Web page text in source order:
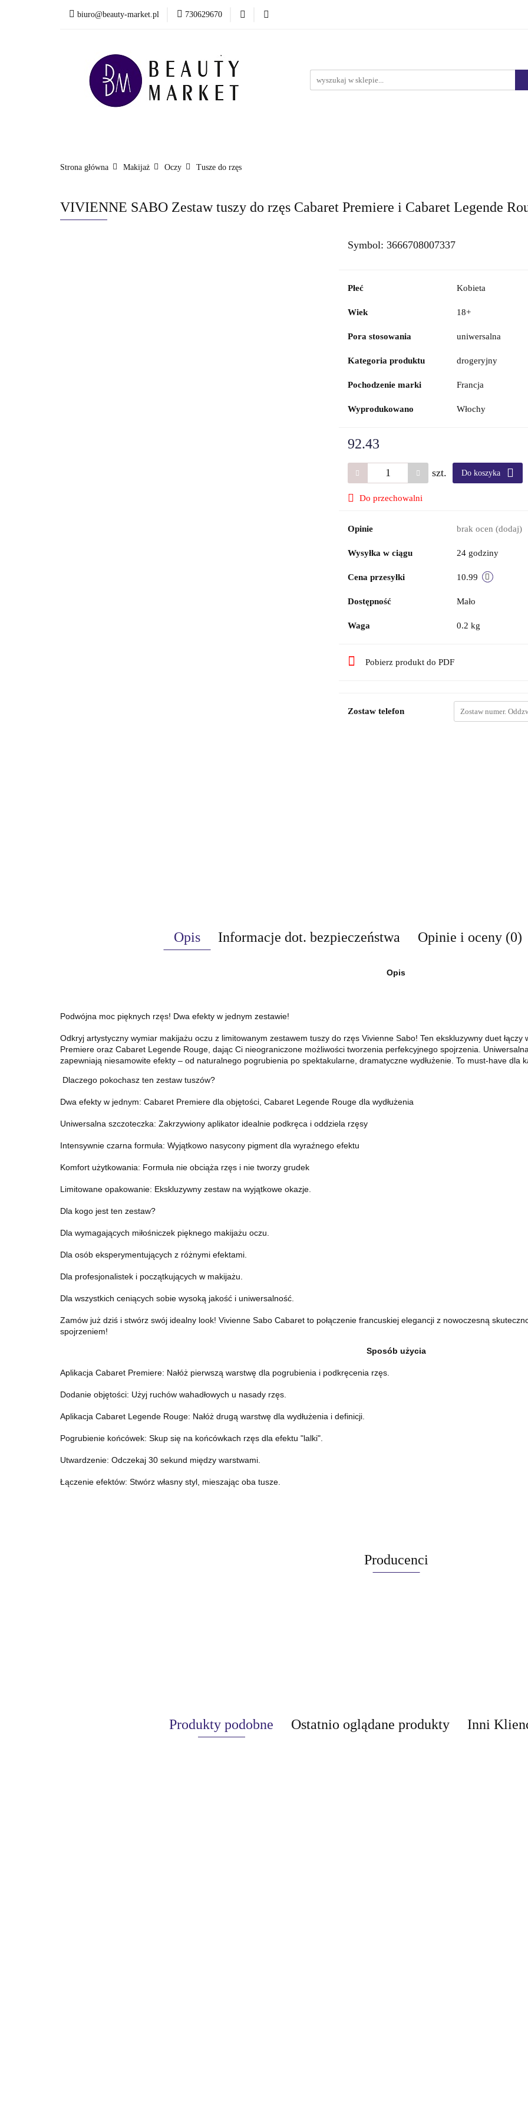
biuro@beauty-market.pl 730629670
Nowości
Włosy Twarz
Health & Care
Strona główna Makijaż Oczy Tusze do rzęs
VIVIENNE SABO Zestaw tuszy do rzęs Cabaret Premiere i Cabaret Legende
Symbol: 3666708007337
Płeć Kobieta
Wiek 18+
Pora stosowania uniwersalna
Kategoria produktu drogeryjny
Pochodzenie marki Francja
Wyprodukowano Włochy
92.43
szt. Do koszyka
Do przechowalni
Opinie brak ocen (dodaj)
Wysyłka w ciągu 24 godziny
Cena przesyłki 10.99
Dostępność Mało
Waga 0.2 kg
Pobierz produkt do PDF
Zostaw telefon
Opis Informacje dot. bezpieczeństwa Opinie i oceny (0)
Opis
Podwójna moc pięknych rzęs! Dwa efekty w jednym zestawie!
Odkryj artystyczny wymiar makijażu oczu z limitowanym zestawem tuszy do rzęs Vivienne Sabo! Ten ekskluzywny duet
Premiere oraz Cabaret Legende Rouge, dając Ci nieograniczone możliwości tworzenia perfekcyjnego spojrzenia.
zapewniają niesamowite efekty – od naturalnego pogrubienia po spektakularne, dramatyczne wydłużenie. To must-have dla
Dlaczego pokochasz ten zestaw tuszów?
Dwa efekty w jednym: Cabaret Premiere dla objętości, Cabaret Legende Rouge dla wydłużenia
Uniwersalna szczoteczka: Zakrzywiony aplikator idealnie podkręca i oddziela rzęsy
Intensywnie czarna formuła: Wyjątkowo nasycony pigment dla wyraźnego efektu
Komfort użytkowania: Formuła nie obciąża rzęs i nie tworzy grudek
Limitowane opakowanie: Ekskluzywny zestaw na wyjątkowe okazje.
Dla kogo jest ten zestaw?
Dla wymagających miłośniczek pięknego makijażu oczu.
Dla osób eksperymentujących z różnymi efektami.
Dla profesjonalistek i początkujących w makijażu.
Dla wszystkich ceniących sobie wysoką jakość i uniwersalność.
Zamów już dziś i stwórz swój idealny look! Vivienne Sabo Cabaret to połączenie francuskiej elegancji z nowoczesną
spojrzeniem!
Sposób użycia
Aplikacja Cabaret Premiere: Nałóż pierwszą warstwę dla pogrubienia i podkręcenia rzęs.
Dodanie objętości: Użyj ruchów wahadłowych u nasady rzęs.
Aplikacja Cabaret Legende Rouge: Nałóż drugą warstwę dla wydłużenia i definicji.
Pogrubienie końcówek: Skup się na końcówkach rzęs dla efektu "lalki".
Utwardzenie: Odczekaj 30 sekund między warstwami.
Łączenie efektów: Stwórz własny styl, mieszając oba tusze.
Producenci
Produkty podobne Ostatnio oglądane produkty Inni